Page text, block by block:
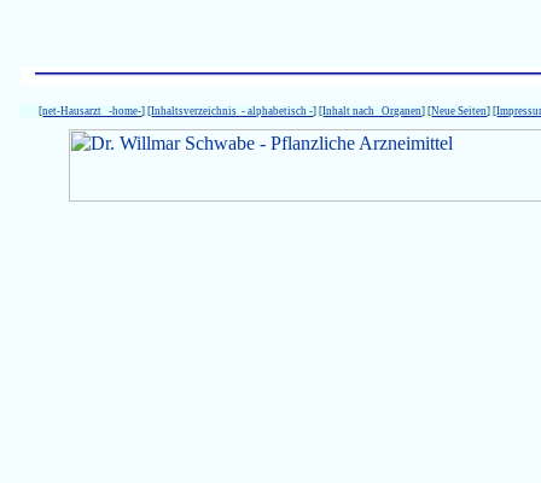
[net-Hausarzt -home-] [Inhaltsverzeichnis - alphabetisch -] [Inhalt nach Organen] [Neue Seiten] [